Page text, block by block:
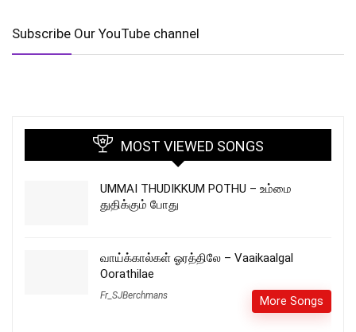
Subscribe Our YouTube channel
MOST VIEWED SONGS
UMMAI THUDIKKUM POTHU – உம்மை
துதிக்கும் போது
வாய்க்கால்கள் ஓரத்திலே – Vaaikaalgal
Oorathilae
Fr_SJBerchmans More Songs